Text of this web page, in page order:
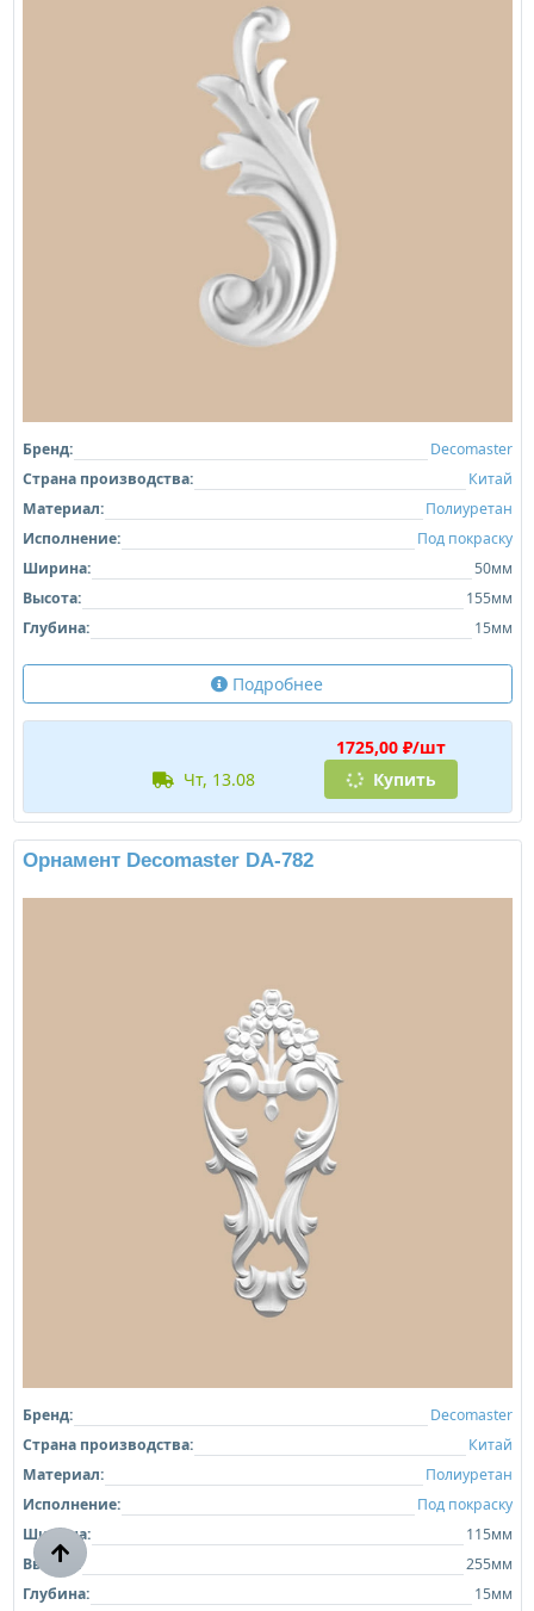
Бренд:
Decomaster
Страна производства:
Китай
Материал:
Полиуретан
Исполнение:
Под покраску
Ширина:
50мм
Высота:
155мм
Глубина:
15мм
Подробнее
1725,00 ₽/шт
чт, 13.08
Купить
Орнамент Decomaster DA-782
Бренд:
Decomaster
Страна производства:
Китай
Материал:
Полиуретан
Исполнение:
Под покраску
Ширина:
115мм
Высота:
255мм
Глубина:
15мм